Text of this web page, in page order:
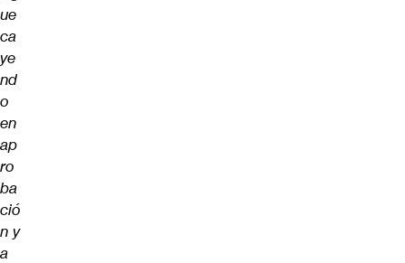
ue
ca
ye
nd
o
en
ap
ro
ba
ció
n y
a